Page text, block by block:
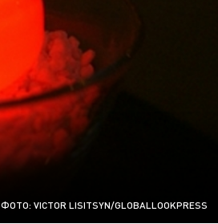
ФОТО: VICTOR LISITSYN/GLOBALLOOKPRESS